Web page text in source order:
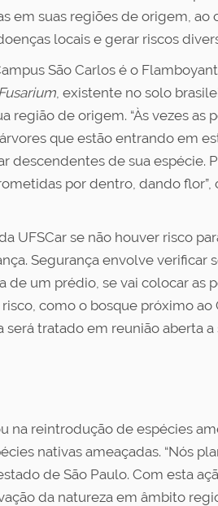
em suas regiões de origem,
locais e gerar riscos
São Carlos é o
, existente no solo
de origem. “Às vezes
que estão entrando em
descendentes de sua
por dentro, dando
UFSCar se não houver risco
Segurança envolve
um prédio, se vai colocar as
como o bosque próximo
tratado em reunião
na reintrodução de espécies
nativas ameaçadas. “Nós
de São Paulo. Com esta
da natureza em âmbito